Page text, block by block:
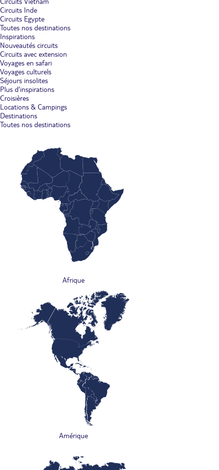
Circuits Inde
Circuits Egypte
Toutes nos destinations
Inspirations
Nouveautés circuits
Circuits avec extension
Voyages en safari
Voyages culturels
Séjours insolites
Plus d'inspirations
Croisières
Locations & Campings
Destinations
Toutes nos destinations
Afrique
Amérique